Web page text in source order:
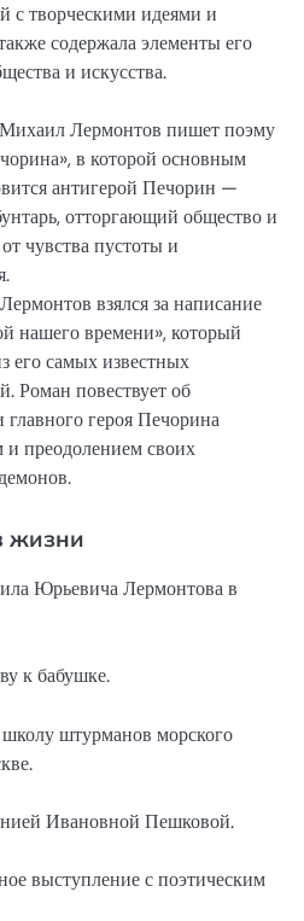
с творческими идеями и
содержала элементы его
и искусства.
Лермонтов пишет поэму
в которой основным
антигерой Печорин —
отторгающий общество и
чувства пустоты и
взялся за написание
нашего времени», который
его самых известных
Роман повествует об
героя Печорина
и преодолением своих
жизни
Юрьевича Лермонтова в
к бабушке.
штурманов морского
Ивановной Пешковой.
выступление с поэтическим